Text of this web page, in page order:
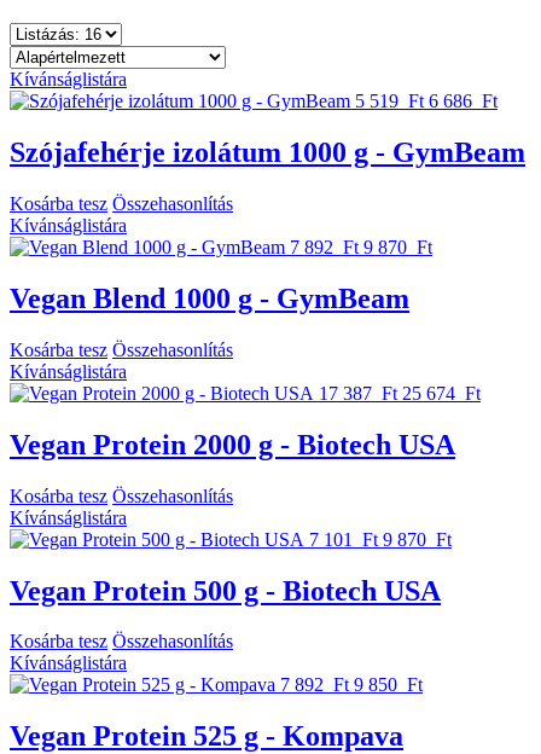
Kívánságlistára
5 519 Ft 6 686 Ft
Szójafehérje izolátum 1000 g - GymBeam
Kosárba tesz Összehasonlítás
Kívánságlistára
7 892 Ft 9 870 Ft
Vegan Blend 1000 g - GymBeam
Kosárba tesz Összehasonlítás
Kívánságlistára
17 387 Ft 25 674 Ft
Vegan Protein 2000 g - Biotech USA
Kosárba tesz Összehasonlítás
Kívánságlistára
7 101 Ft 9 870 Ft
Vegan Protein 500 g - Biotech USA
Kosárba tesz Összehasonlítás
Kívánságlistára
7 892 Ft 9 850 Ft
Vegan Protein 525 g - Kompava